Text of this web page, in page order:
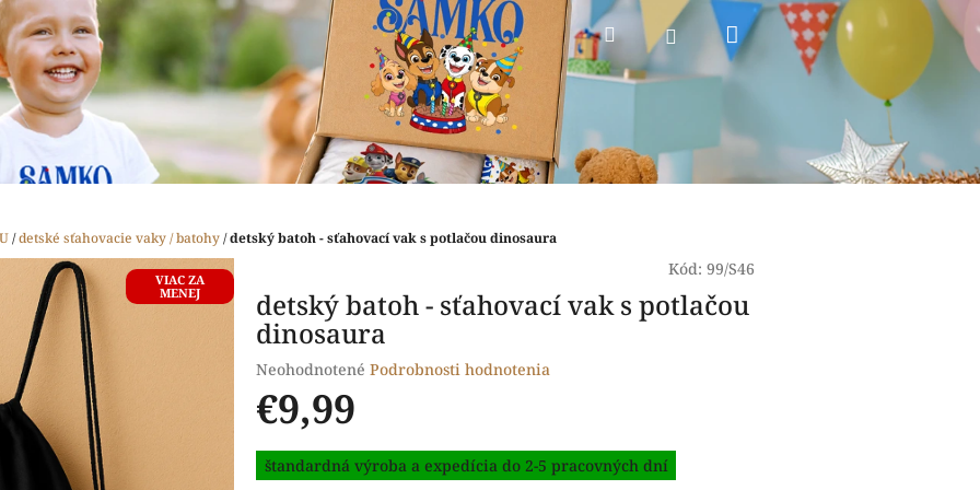
HľadaťPrihlásenieNákupný
/detské sťahovacie vaky / batohy/detský batoh - sťahovací vak s potlačou dinosaura
VIAC ZA
MENEJ
Kód: 99/S46
detský batoh - sťahovací vak s potlačou
dinosaura
Priemerné
hodnotenie
produktu
0,0
z
Neohodnotené Podrobnosti hodnotenia
€9,99
Jednotková
cena:
štandardná výroba a expedícia do 2-5 pracovných dní